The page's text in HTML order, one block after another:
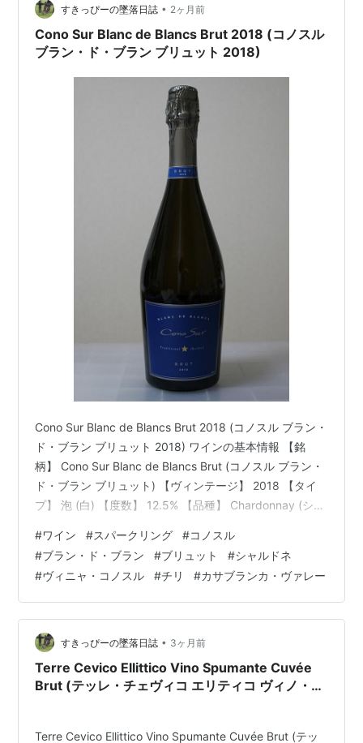
みたら、缶入りのよりはフリスク感は弱めかも？ 最初に
レモンの爽快さが…
すきっぴーの墜落日誌 • 2ヶ月前
Cono Sur Blanc de Blancs Brut 2018 (コノスル
ブラン・ド・ブラン ブリュット 2018)
Cono Sur Blanc de Blancs Brut 2018 (コノスル ブラン・
ド・ブラン ブリュット 2018) ワインの基本情報 【銘
柄】 Cono Sur Blanc de Blancs Brut (コノスル ブラン・
ド・ブラン ブリュット) 【ヴィンテージ】 2018 【タイ
プ】 泡 (白) 【度数】 12.5% 【品種】 Chardonnay (シャ
*1 【生産国】 Chile (チリ) 【地域】 Aconcagua (アコン
カグア) 【品質分類】 DO Casablanca Valley (DO カ…
#ワイン #スパークリング #コノスル
#ブラン・ド・ブラン #ブリュット #シャルドネ
#ヴィニャ・コノスル #チリ #カサブランカ・ヴァレー
すきっぴーの墜落日誌 • 3ヶ月前
Terre Cevico Ellittico Vino Spumante Cuvée
Brut (テッレ・チェヴィコ エリティコ ヴィノ・ス
Terre Cevico Ellittico Vino Spumante Cuvée Brut (テッ